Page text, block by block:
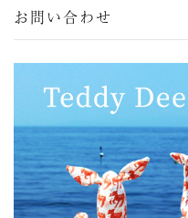
お問い合わせ